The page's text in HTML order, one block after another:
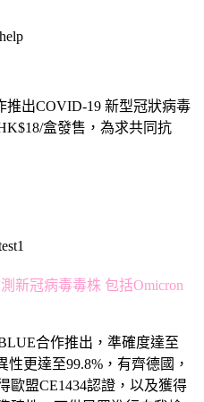
推出COVID-19 新型冠狀病毒
盒發售，為求共同抗
新冠病毒毒株 包括Omicron
合作推出，準確度達至
性更達至99.8%，有齊德國，
歐盟CE1434認證，以及獲得